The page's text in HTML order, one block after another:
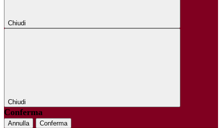
Chiudi
Chiudi
Conferma
Annulla Conferma